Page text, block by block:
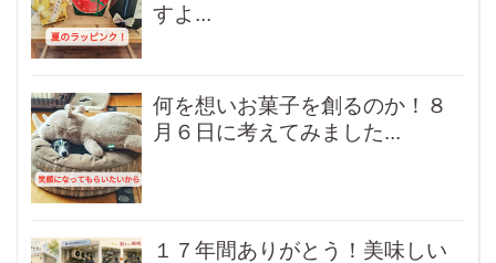
すよ...
何を想いお菓子を創るのか！８
月６日に考えてみました...
１７年間ありがとう！美味しい